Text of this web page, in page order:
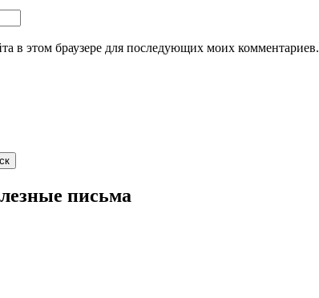
в этом браузере для последующих моих комментариев.
письма